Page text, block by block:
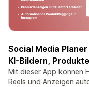
Social Media
KI-Bildern,
Mit dieser App können
Reels und Anzeigen